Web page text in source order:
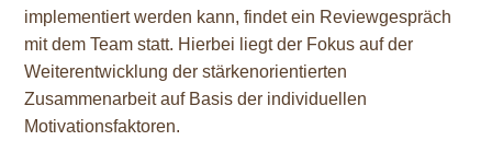
implementiert werden kann, findet ein Reviewgespräch
mit dem Team statt. Hierbei liegt der Fokus auf der
Weiterentwicklung der stärkenorientierten
Zusammenarbeit auf Basis der individuellen
Motivationsfaktoren.